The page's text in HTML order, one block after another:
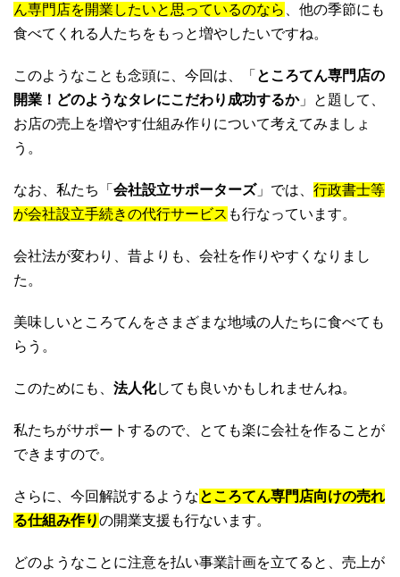
ん専門店を開業したいと思っているのなら
、他の季節にも
食べてくれる人たちをもっと増やしたいですね。
このようなことも念頭に、今回は、「 ところてん専門店の
開業！どのようなタレにこだわり成功するか」と題して、
お店の売上を増やす仕組み作りについて考えてみましょ
う。
なお、私たち「 会社設立サポーターズ」では、 行政書士等
が会社設立手続きの代行サービス も行なっています。
会社法が変わり、昔よりも、会社を作りやすくなりまし
た。
美味しいところてんをさまざまな地域の人たちに食べても
らう。
このためにも、 法人化しても良いかもしれませんね。
私たちがサポートするので、とても楽に会社を作ることが
できますので。
さらに、今回解説するようなところてん専門店向けの売れ
る仕組み作りの開業支援も行ないます。
どのようなことに注意を払い事業計画を立てると、売上が